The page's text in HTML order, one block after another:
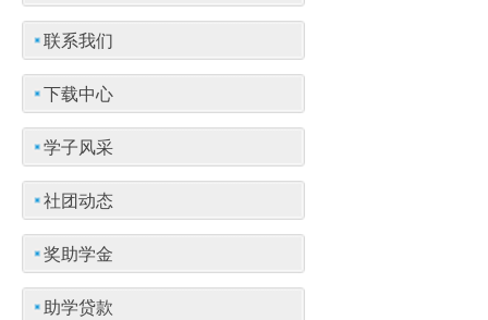
联系我们
下载中心
学子风采
社团动态
奖助学金
助学贷款